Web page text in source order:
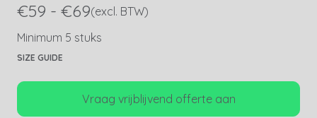
€59 - €69(excl. BTW)
Minimum 5 stuks
SIZE GUIDE
Vraag vrijblijvend offerte aan